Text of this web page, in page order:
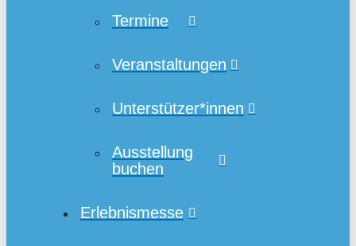
Termine
Veranstaltungen
Unterstützer*innen
Ausstellung
buchen
Erlebnismesse